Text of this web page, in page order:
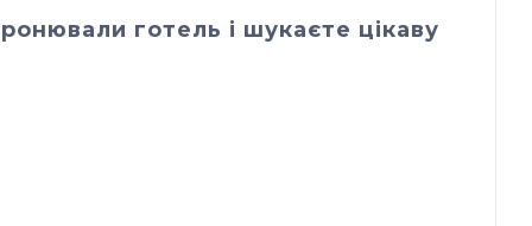
готель і шукаєте цікаву